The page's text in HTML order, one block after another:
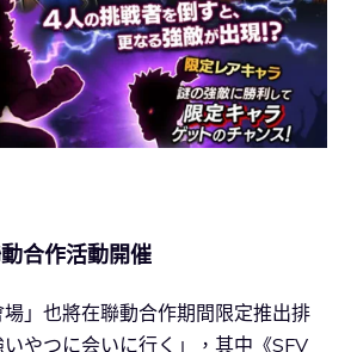
合作活動開催
」也將在聯動合作期間限定推出排
やつに会いに行く」，其中《SFV